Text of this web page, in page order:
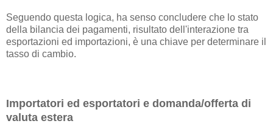
Seguendo questa logica, ha senso concludere che lo stato
della bilancia dei pagamenti, risultato dell'interazione tra
esportazioni ed importazioni, è una chiave per determinare il
tasso di cambio.
Importatori ed esportatori e domanda/offerta di
valuta estera